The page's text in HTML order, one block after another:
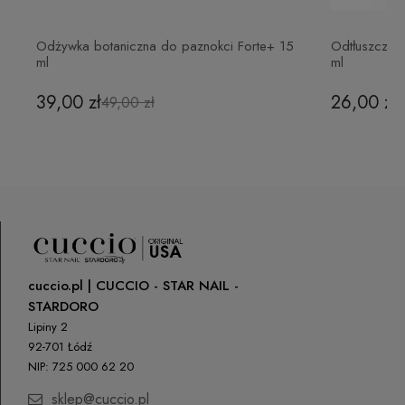
Odżywka botaniczna do paznokci Forte+ 15
ml
39,00 zł49,00 zł
ml
26,00 zł
cuccio.pl | CUCCIO - STAR NAIL -
STARDORO
Lipiny 2
92-701 Łódź
NIP: 725 000 62 20
sklep@cuccio.pl